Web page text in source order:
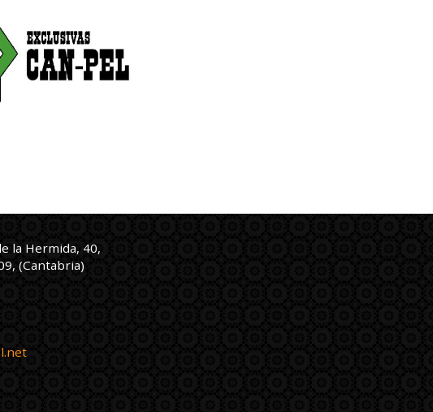
la Hermida, 40,
, (Cantabria)